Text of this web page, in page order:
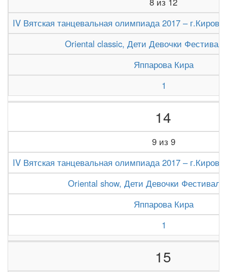
IV Вятская танцевальная олимпиада 2017 – г.Киров
Oriental classic, Дети Девочки
Яппарова Кира
1
14
9 из 9
IV Вятская танцевальная олимпиада 2017 – г.Киров
Oriental show, Дети Девочки Фестиваль
Яппарова Кира
1
15